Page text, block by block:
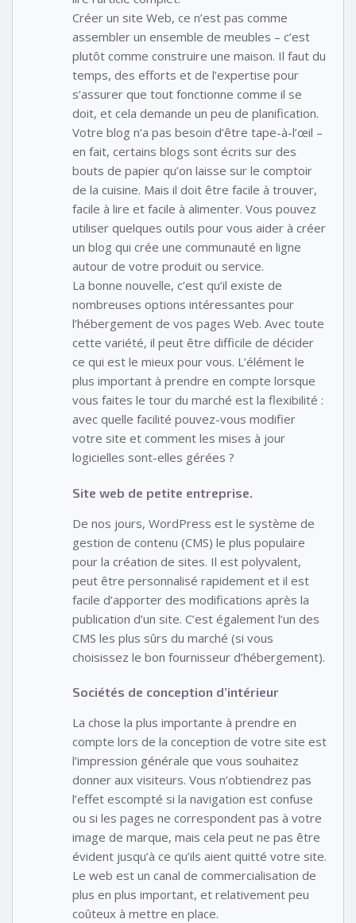
Créer un site Web, ce n’est pas comme
assembler un ensemble de meubles – c’est
plutôt comme construire une maison. Il faut du
temps, des efforts et de l’expertise pour
s’assurer que tout fonctionne comme il se
doit, et cela demande un peu de planification.
Votre blog n’a pas besoin d’être tape-à-l’œil –
en fait, certains blogs sont écrits sur des
bouts de papier qu’on laisse sur le comptoir
de la cuisine. Mais il doit être facile à trouver,
facile à lire et facile à alimenter. Vous pouvez
utiliser quelques outils pour vous aider à créer
un blog qui crée une communauté en ligne
autour de votre produit ou service.
La bonne nouvelle, c’est qu’il existe de
nombreuses options intéressantes pour
l’hébergement de vos pages Web. Avec toute
cette variété, il peut être difficile de décider
ce qui est le mieux pour vous. L’élément le
plus important à prendre en compte lorsque
vous faites le tour du marché est la flexibilité :
avec quelle facilité pouvez-vous modifier
votre site et comment les mises à jour
logicielles sont-elles gérées ?
Site web de petite entreprise.
De nos jours, WordPress est le système de
gestion de contenu (CMS) le plus populaire
pour la création de sites. Il est polyvalent,
peut être personnalisé rapidement et il est
facile d’apporter des modifications après la
publication d’un site. C’est également l’un des
CMS les plus sûrs du marché (si vous
choisissez le bon fournisseur d’hébergement).
Sociétés de conception d’intérieur
La chose la plus importante à prendre en
compte lors de la conception de votre site est
l’impression générale que vous souhaitez
donner aux visiteurs. Vous n’obtiendrez pas
l’effet escompté si la navigation est confuse
ou si les pages ne correspondent pas à votre
image de marque, mais cela peut ne pas être
évident jusqu’à ce qu’ils aient quitté votre site.
Le web est un canal de commercialisation de
plus en plus important, et relativement peu
coûteux à mettre en place.